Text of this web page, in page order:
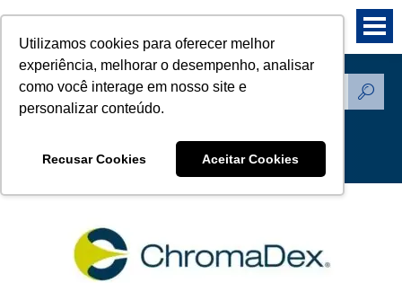
Utilizamos cookies para oferecer melhor
experiência, melhorar o desempenho, analisar
como você interage em nosso site e
personalizar conteúdo.
Recusar Cookies Aceitar Cookies
Produtos - Padrões de